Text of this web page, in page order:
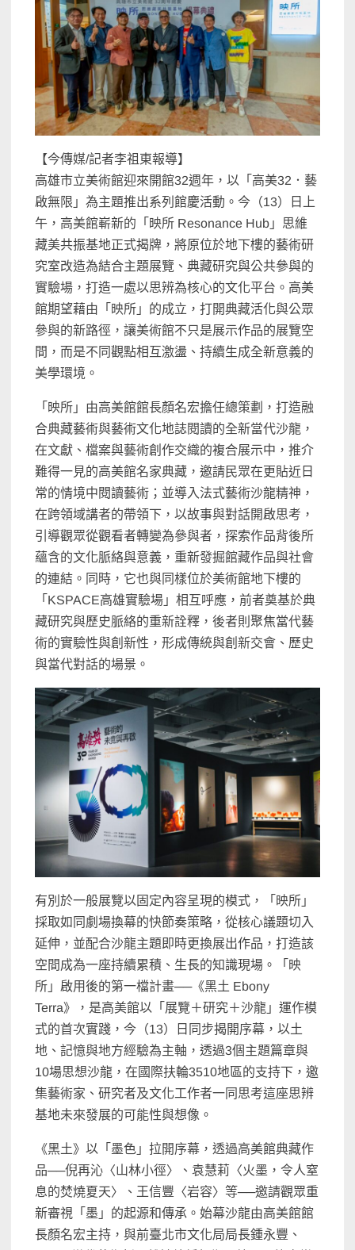
【今傳媒/記者李祖東報導】
高雄市立美術館迎來開館32週年，以「高美32．藝
啟無限」為主題推出系列館慶活動。今（13）日上
午，高美館嶄新的「映所 Resonance Hub」思維
藏美共振基地正式揭牌，將原位於地下樓的藝術研
究室改造為結合主題展覽、典藏研究與公共參與的
實驗場，打造一處以思辨為核心的文化平台。高美
館期望藉由「映所」的成立，打開典藏活化與公眾
參與的新路徑，讓美術館不只是展示作品的展覽空
間，而是不同觀點相互激盪、持續生成全新意義的
美學環境。
「映所」由高美館館長顏名宏擔任總策劃，打造融
合典藏藝術與藝術文化地誌閱讀的全新當代沙龍，
在文獻、檔案與藝術創作交織的複合展示中，推介
難得一見的高美館名家典藏，邀請民眾在更貼近日
常的情境中閱讀藝術；並導入法式藝術沙龍精神，
在跨領域講者的帶領下，以故事與對話開啟思考，
引導觀眾從觀看者轉變為參與者，探索作品背後所
蘊含的文化脈絡與意義，重新發掘館藏作品與社會
的連結。同時，它也與同樣位於美術館地下樓的
「KSPACE高雄實驗場」相互呼應，前者奠基於典
藏研究與歷史脈絡的重新詮釋，後者則聚焦當代藝
術的實驗性與創新性，形成傳統與創新交會、歷史
與當代對話的場景。
有別於一般展覽以固定內容呈現的模式，「映所」
採取如同劇場換幕的快節奏策略，從核心議題切入
延伸，並配合沙龍主題即時更換展出作品，打造該
空間成為一座持續累積、生長的知識現場。「映
所」啟用後的第一檔計畫──《黑土 Ebony
Terra》，是高美館以「展覽＋研究＋沙龍」運作模
式的首次實踐，今（13）日同步揭開序幕，以土
地、記憶與地方經驗為主軸，透過3個主題篇章與
10場思想沙龍，在國際扶輪3510地區的支持下，邀
集藝術家、研究者及文化工作者一同思考這座思辨
基地未來發展的可能性與想像。
《黑土》以「墨色」拉開序幕，透過高美館典藏作
品──倪再沁〈山林小徑〉、袁慧莉〈火墨，令人窒
息的焚燒夏天〉、王信豐〈岩容〉等──邀請觀眾重
新審視「墨」的起源和傳承。始幕沙龍由高美館館
長顏名宏主持，與前臺北市文化局局長鍾永豐、